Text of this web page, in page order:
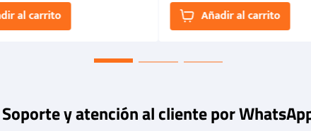
al carrito
un estilo de...Añadir al carrito
Soporte y atención al cliente por